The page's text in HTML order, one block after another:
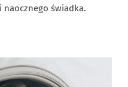
świadka.